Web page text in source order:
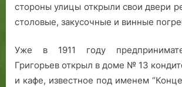
стороны улицы открыли свои двери
столовые, закусочные и винные
Уже в 1911 году
Григорьев открыл в доме № 13
и кафе, известное под именем